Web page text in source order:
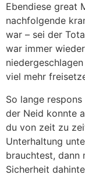
Ebendiese great
nachfolgende
war – sei der
war immer
viel mehr
So lange
der Neid konnte
du von zeit zu
Unterhaltung
brauchtest, dann
Sicherheit